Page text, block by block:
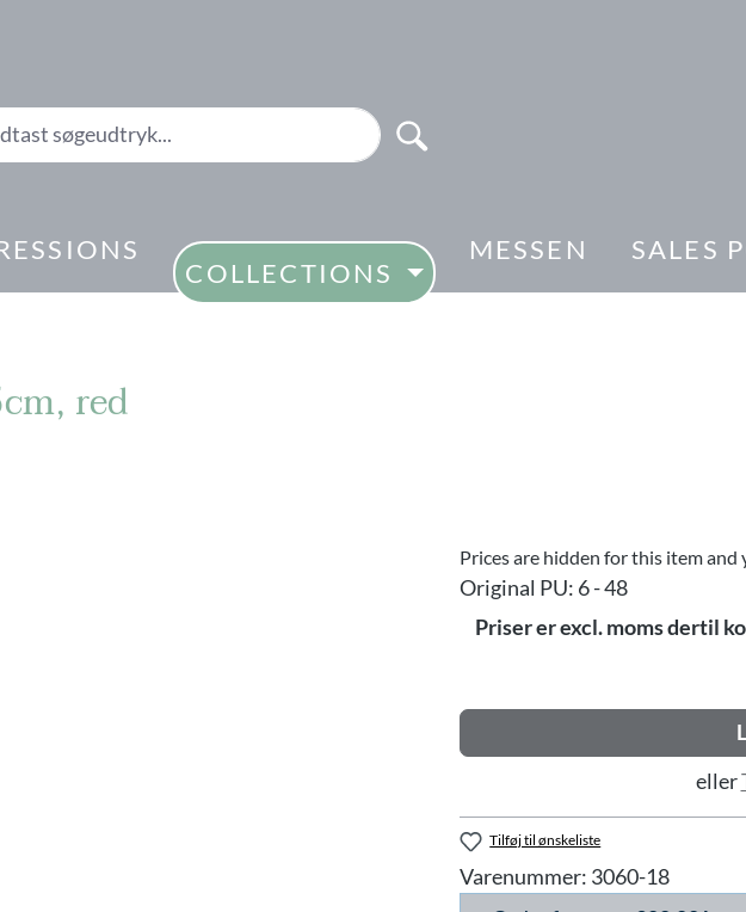
COLLECTIONS
MESSEN SALES
red
Prices are hidden for this item
Original PU: 6 - 48
Priser er excl. moms dertil
eller
Tilføj til ønskeliste
Varenummer: 3060-18